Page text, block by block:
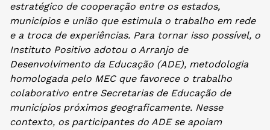
estratégico de cooperação entre os estados,
municípios e união que estimula o trabalho em rede
e a troca de experiências. Para tornar isso possível, o
Instituto Positivo adotou o Arranjo de
Desenvolvimento da Educação (ADE), metodologia
homologada pelo MEC que favorece o trabalho
colaborativo entre Secretarias de Educação de
municípios próximos geograficamente. Nesse
contexto, os participantes do ADE se apoiam